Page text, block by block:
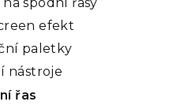
efekt
paletky
nástroje
řas